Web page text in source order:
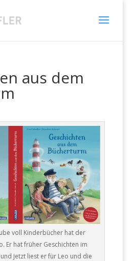
aus dem
voll Kinderbücher hat der
Er hat früher Geschichten im
jetzt liest er für Leo und die